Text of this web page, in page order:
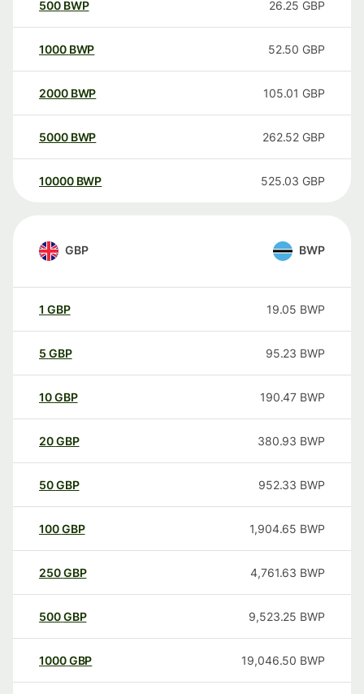
500 BWP 26.25 GBP
1000 BWP 52.50 GBP
2000 BWP 105.01 GBP
5000 BWP 262.52 GBP
10000 BWP 525.03 GBP
GBP BWP
1 GBP 19.05 BWP
5 GBP 95.23 BWP
10GBP 190.47 BWP
20GBP 380.93 BWP
50GBP 952.33 BWP
100GBP 1,904.65 BWP
250GBP 4,761.63 BWP
500GBP 9,523.25 BWP
1000GBP 19,046.50 BWP